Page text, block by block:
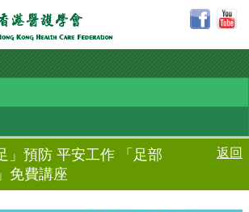
」預防 平安工作 「足部
免費講座
返回